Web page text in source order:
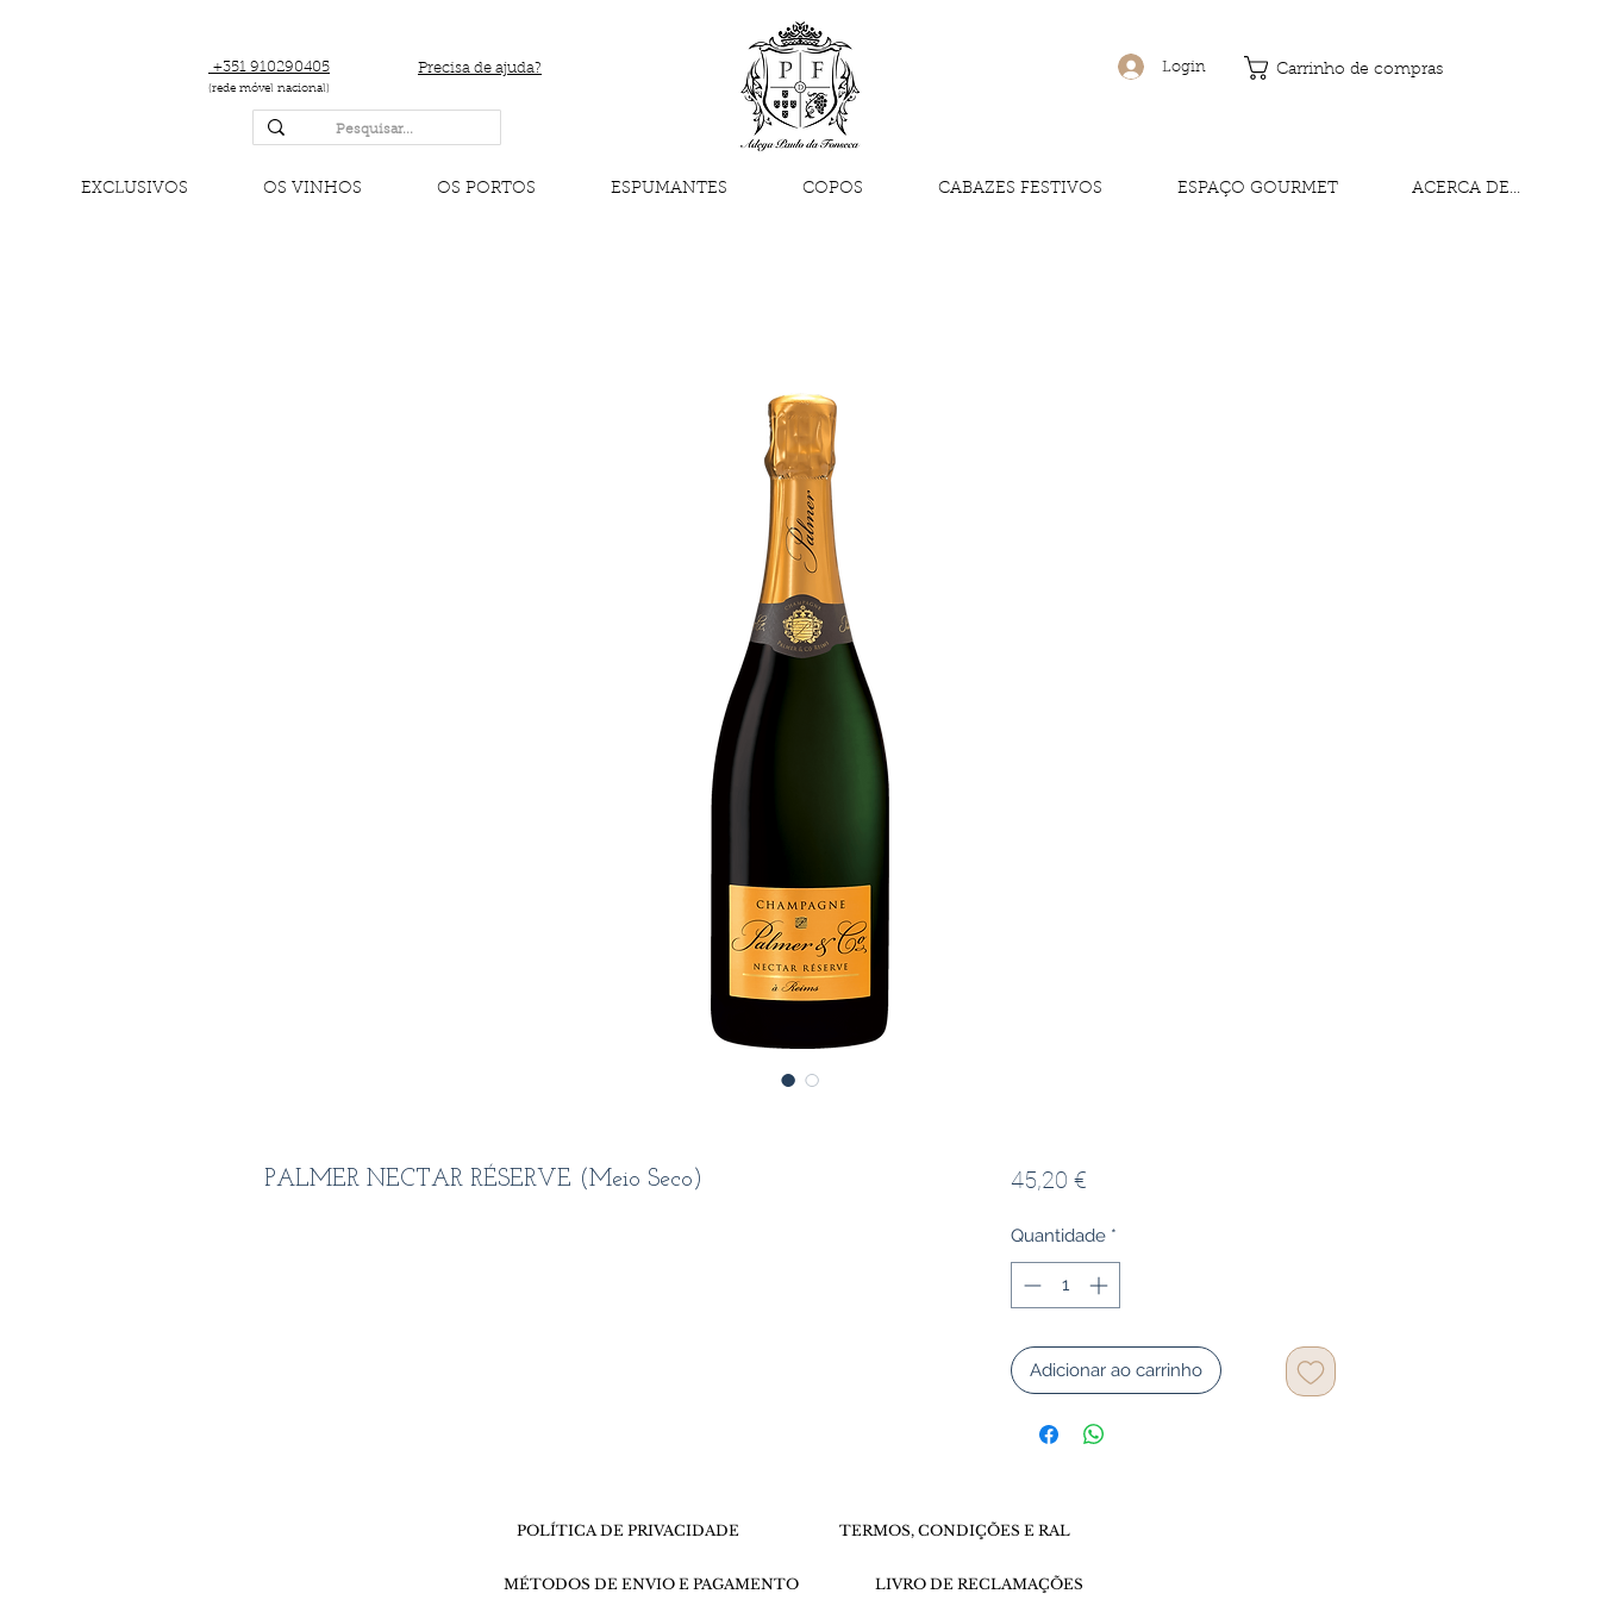
+351 910290405 Precisa de ajuda?
(rede móvel nacional)
Login Carrinho de compras
EXCLUSIVOS OS VINHOS OS PORTOS ESPUMANTES COPOS CABAZES FESTIVOS ESPAÇO GOURMET ACERCA DE...
PALMER NECTAR RÉSERVE (Meio Seco) 45,20 €Preço
Quantidade *
Adicionar ao carrinho
POLÍTICA DE PRIVACIDADE TERMOS, CONDIÇÕES E RAL
MÉTODOS DE ENVIO E PAGAMENTO LIVRO DE RECLAMAÇÕES